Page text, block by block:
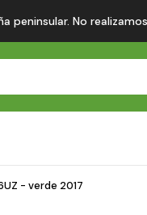
No
- verde 2017